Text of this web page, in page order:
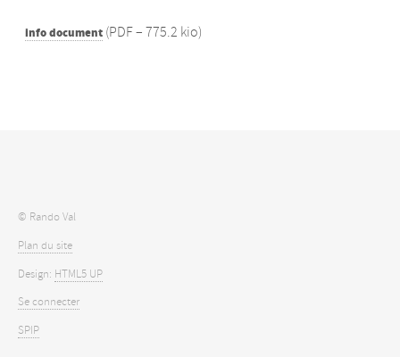
info document (PDF – 775.2 kio)
© Rando Val
Plan du site
Design: HTML5 UP
Se connecter
SPIP